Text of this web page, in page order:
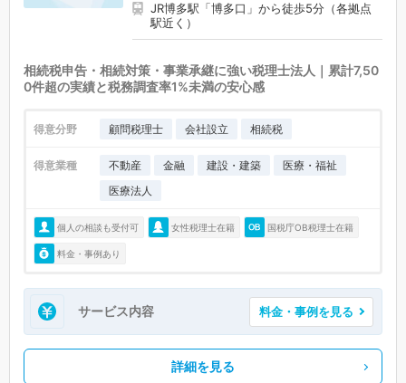
JR博多駅「博多口」から徒歩5分（各拠点
駅近く）
相続税申告・相続対策・事業承継に強い税理士法人｜累計7,50
0件超の実績と税務調査率1%未満の安心感
得意分野 顧問税理士 会社設立 相続税
得意業種 不動産 金融 建設・建築
医療・福祉
医療法人
個人の相談も受付可 女性税理士在籍 国税庁OB税理士在籍
料金・事例あり
サービス内容 料金・事例を見る
詳細を見る